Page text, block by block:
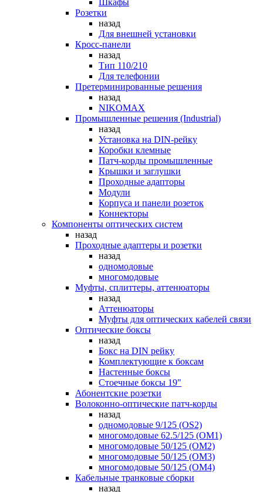
Шкафы
Розетки
назад
Для внешней установки
Кросс-панели
назад
Тип 110/210
Для телефонии
Претерминированные решения
назад
NIKOMAX
Промышленные решения (Industrial)
назад
Установка на DIN-рейку
Коробки клемные
Патч-корды промышленные
Крышки и заглушки
Проходные адапторы
Модули
Корпуса и панели розеток
Коннекторы
Компоненты оптических систем
назад
Проходные адаптеры и розетки
назад
одномодовые
многомодовые
Муфты, сплиттеры, аттенюаторы
назад
Аттенюаторы
Муфты для оптических кабелей связи
Оптические боксы
назад
Бокс на DIN рейку
Комплектующие к боксам
Настенные боксы
Стоечные боксы 19"
Абонентские розетки
Волоконно-оптические патч-корды
назад
одномодовые 9/125 (OS2)
многомодовые 62.5/125 (OM1)
многомодовые 50/125 (OM2)
многомодовые 50/125 (OM3)
многомодовые 50/125 (OM4)
Кабельные транковые сборки
назад